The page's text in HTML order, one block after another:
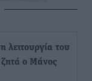
λειτουργία του
ο Μάνος